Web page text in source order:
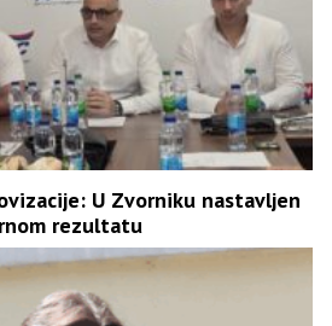
U Zvorniku nastavljen
rezultatu